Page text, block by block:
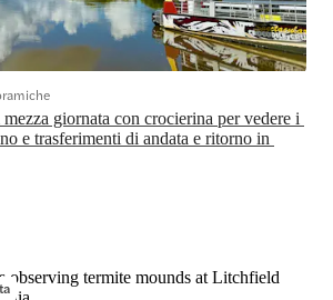
giornata con crocierina per vedere i
e trasferimenti di andata e ritorno in
observing termite mounds at Litchfield